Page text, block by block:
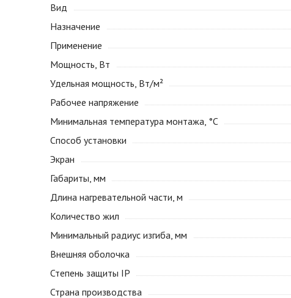
Вид
Назначение
Применение
Мощность, Вт
Удельная мощность, Вт/м²
Рабочее напряжение
Минимальная температура монтажа, °С
Способ установки
Экран
Габариты, мм
Длина нагревательной части, м
Количество жил
Минимальный радиус изгиба, мм
Внешняя оболочка
Степень защиты IP
Страна производства